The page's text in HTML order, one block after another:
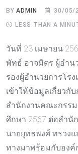
ติดต่อเรา
BYADMIN 30/05/
LESS THAN A
วันที่ 23 เมษายน
พัทธ์ อาจมิตร ผู้อำน
รองผู้อำนวยการโร
เข้าให้ข้อมูลเกี่ยวกั
สำนักงานคณะกรร
ศึกษา 2567 ต่อสำนั
นายยุทธพงศ์ ทรวงแ
ทางมาพร้อมกับองค์